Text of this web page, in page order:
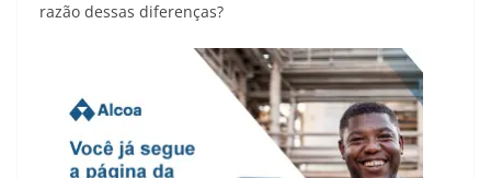
razão dessas diferenças?